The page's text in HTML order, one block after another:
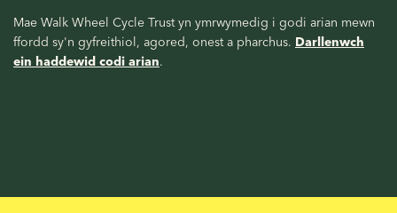
Mae Walk Wheel Cycle Trust yn ymrwymedig i godi arian mewn
ffordd sy'n gyfreithiol, agored, onest a pharchus. Darllenwch
ein haddewid codi arian.